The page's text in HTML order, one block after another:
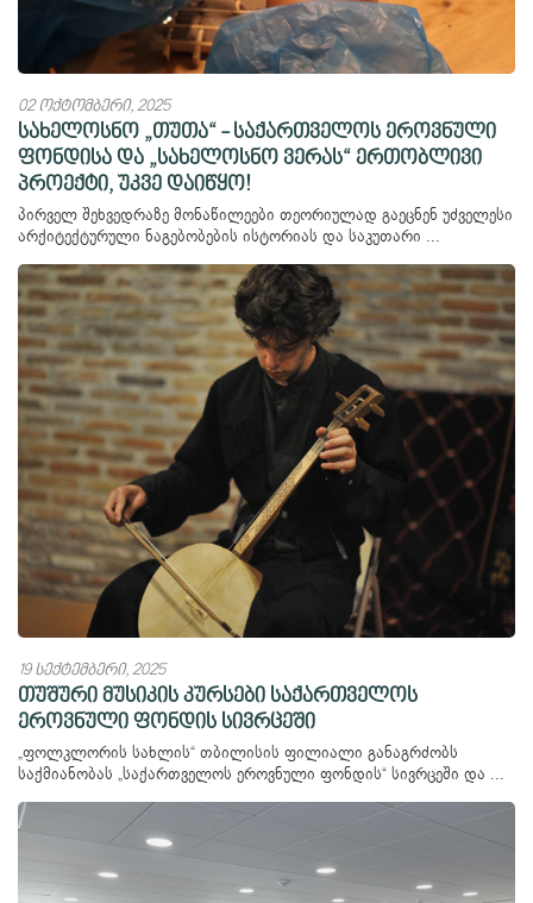
02 ოქტომბერი, 2025
სახელოსნო „თუთა“ - საქართველოს ეროვნული
ფონდისა და „სახელოსნო ვერას“ ერთობლივი
პროექტი, უკვე დაიწყო!
პირველ შეხვედრაზე მონაწილეები თეორიულად გაეცნენ უძველესი
არქიტექტურული ნაგებობების ისტორიას და საკუთარი ...
19 სექტემბერი, 2025
თუშური მუსიკის კურსები საქართველოს
ეროვნული ფონდის სივრცეში
„ფოლკლორის სახლის“ თბილისის ფილიალი განაგრძობს
საქმიანობას „საქართველოს ეროვნული ფონდის“ სივრცეში და ...